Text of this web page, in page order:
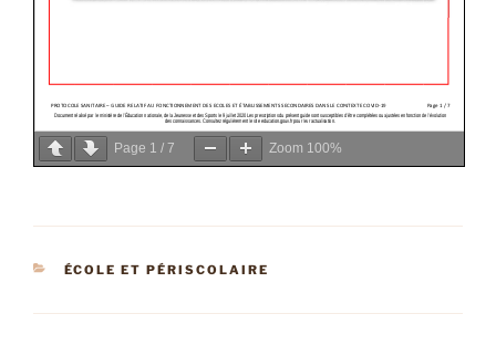
Page 1 / 7 Zoom 100%
CATÉGORIES
ÉCOLE ET PÉRISCOLAIRE